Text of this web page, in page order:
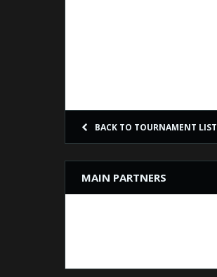
BACK TO TOURNAMENT LIST
MAIN PARTNERS